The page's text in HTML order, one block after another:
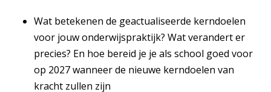
Wat betekenen de geactualiseerde kerndoelen
voor jouw onderwijspraktijk? Wat verandert er
precies? En hoe bereid je je als school goed voor
op 2027 wanneer de nieuwe kerndoelen van
kracht zullen zijn